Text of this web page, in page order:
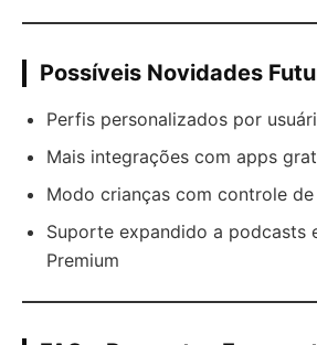
Possíveis Novidades
Perfis personalizados por
Mais integrações com apps
Modo crianças com controle
Suporte expandido a podcasts
Premium